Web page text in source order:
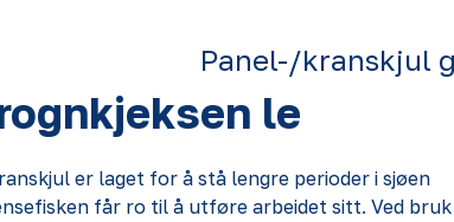
Panel-/kranskjul
le
er laget for å stå lengre perioder i sjøen
får ro til å utføre arbeidet sitt. Ved bruk